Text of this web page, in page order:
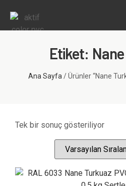
Etiket:
Ana Sayfa / Ürünler “Nane
Tek bir sonuç gösteriliyor